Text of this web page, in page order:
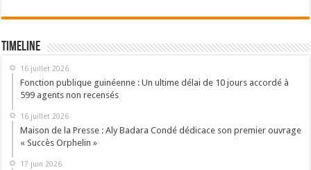
Timeline
16 juillet 2026
Fonction publique guinéenne : Un ultime délai de 10 jours accordé à
599 agents non recensés
16 juillet 2026
Maison de la Presse : Aly Badara Condé dédicace son premier ouvrage
« Succès Orphelin »
17 juin 2026